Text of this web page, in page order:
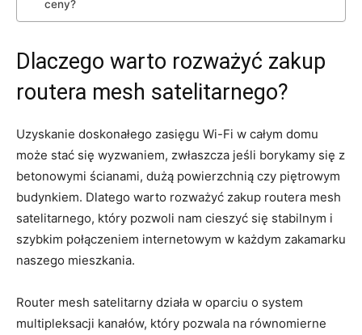
ceny?
Dlaczego warto rozważyć zakup
routera mesh satelitarnego?
Uzyskanie doskonałego zasięgu Wi-Fi w całym domu
może stać się wyzwaniem, zwłaszcza jeśli borykamy się z
betonowymi ścianami, dużą powierzchnią czy piętrowym
budynkiem. Dlatego warto rozważyć zakup routera mesh
satelitarnego, który pozwoli nam cieszyć się stabilnym i
szybkim połączeniem internetowym w każdym zakamarku
naszego mieszkania.
Router mesh satelitarny działa w oparciu o system
multipleksacji kanałów, który pozwala na równomierne